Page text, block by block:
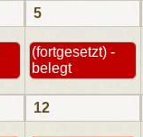
5
(fortgesetzt) -
belegt
12